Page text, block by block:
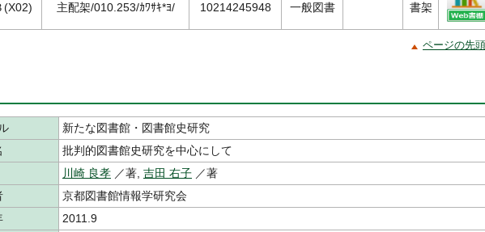
(X02) 主配架/010.253/ｶﾜｻｷ*ﾖ/ 10214245948 一般図書 書架
ページの先
新たな図書館・図書館史研究
批判的図書館史研究を中心にして
川崎 良孝 ／著, 吉田 右子 ／著
京都図書館情報学研究会
2011.9